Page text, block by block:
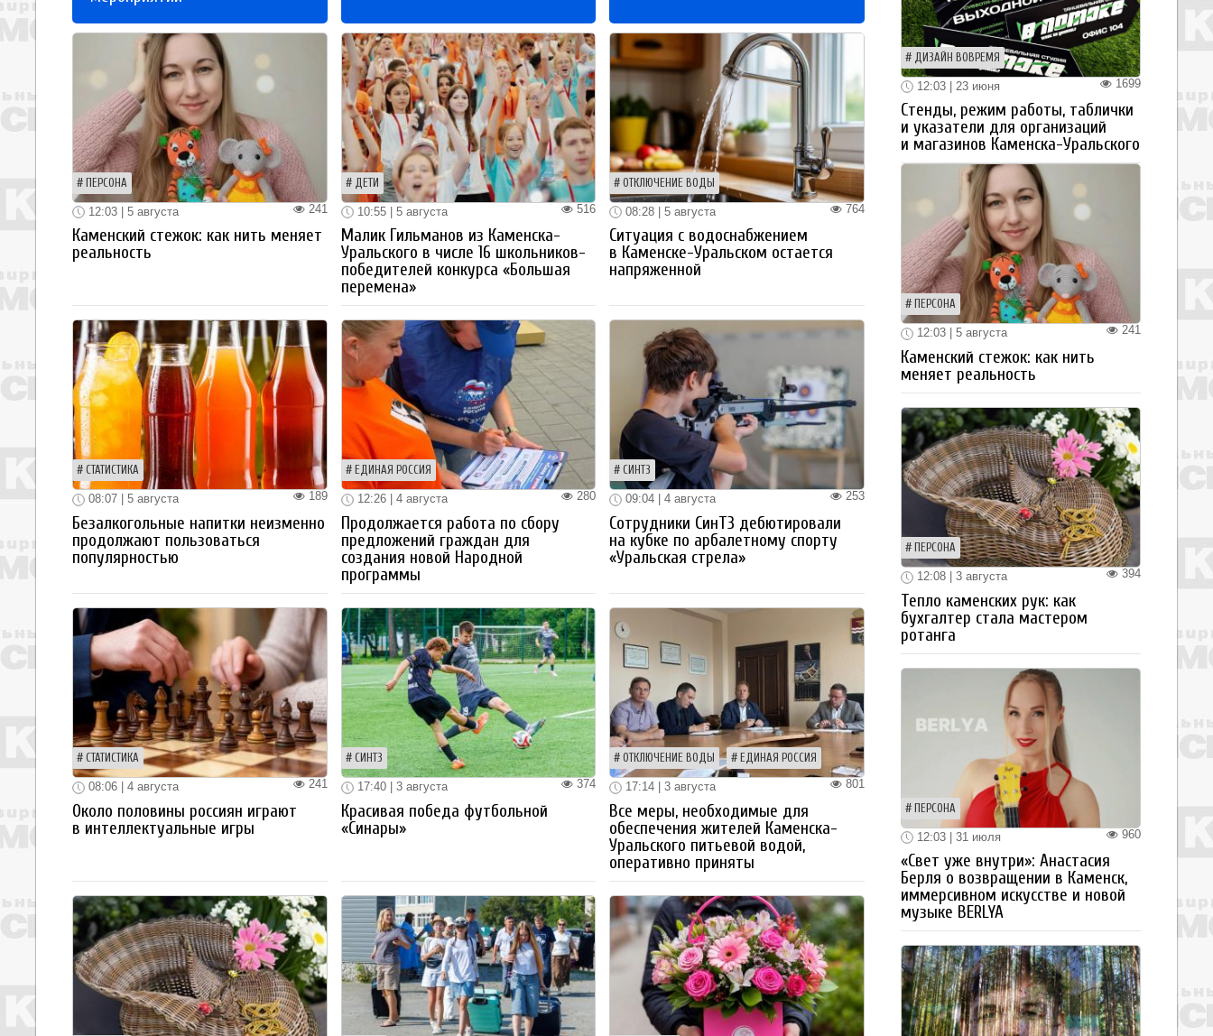
ПЕРСОНА
241
12:03 | 5 августа
Каменский стежок: как нить меняет
реальность
ДЕТИ
516
10:55 | 5 августа
Малик Гильманов из Каменска-
Уральского в числе 16 школьников-
победителей конкурса «Большая
перемена»
ОТКЛЮЧЕНИЕ ВОДЫ
764
08:28 | 5 августа
Ситуация с водоснабжением
в Каменске-Уральском остается
напряженной
СТАТИСТИКА
189
08:07 | 5 августа
Безалкогольные напитки неизменно
продолжают пользоваться
популярностью
ЕДИНАЯ РОССИЯ
280
12:26 | 4 августа
Продолжается работа по сбору
предложений граждан для
создания новой Народной
программы
СИНТЗ
253
09:04 | 4 августа
Сотрудники СинТЗ дебютировали
на кубке по арбалетному спорту
«Уральская стрела»
СТАТИСТИКА
241
08:06 | 4 августа
Около половины россиян играют
в интеллектуальные игры
СИНТЗ
374
17:40 | 3 августа
Красивая победа футбольной
«Синары»
ОТКЛЮЧЕНИЕ ВОДЫ ЕДИНАЯ РОССИЯ
801
17:14 | 3 августа
Все меры, необходимые для
обеспечения жителей Каменска-
Уральского питьевой водой,
оперативно приняты
ДИЗАЙН ВОВРЕМЯ
1699
12:03 | 23 июня
Стенды, режим работы, таблички
и указатели для организаций
и магазинов Каменска-Уральского
ПЕРСОНА
241
12:03 | 5 августа
Каменский стежок: как нить
меняет реальность
ПЕРСОНА
394
12:08 | 3 августа
Тепло каменских рук: как
бухгалтер стала мастером
ротанга
ПЕРСОНА
960
12:03 | 31 июля
«Свет уже внутри»: Анастасия
Берля о возвращении в Каменск,
иммерсивном искусстве и новой
музыке BERLYA